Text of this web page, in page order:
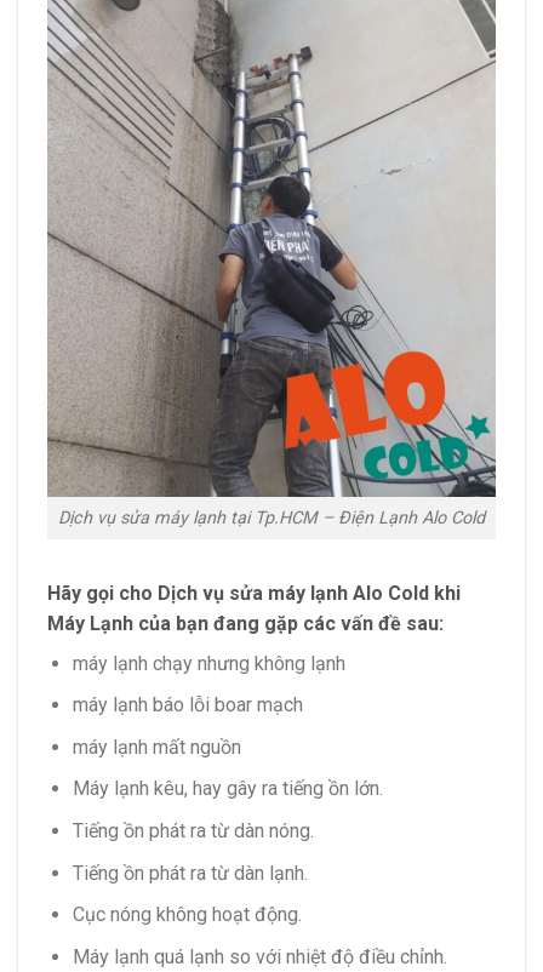
Dịch vụ sửa máy lạnh tại Tp.HCM – Điện Lạnh Alo Cold
Hãy gọi cho Dịch vụ sửa máy lạnh Alo Cold khi
Máy Lạnh của bạn đang gặp các vấn đề sau:
máy lạnh chạy nhưng không lạnh
máy lạnh báo lỗi boar mạch
máy lạnh mất nguồn
Máy lạnh kêu, hay gây ra tiếng ồn lớn.
Tiếng ồn phát ra từ dàn nóng.
Tiếng ồn phát ra từ dàn lạnh.
Cục nóng không hoạt động.
Máy lạnh quá lạnh so với nhiệt độ điều chỉnh.